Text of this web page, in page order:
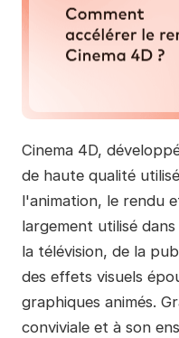
Cinema 4D,
de haute qualité
l'animation, le rendu
largement utilisé
la télévision, de la
des effets visuels
graphiques animés.
conviviale et à son